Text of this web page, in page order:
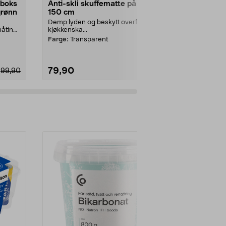
99,90
Anti-skli skuffematte på rull,
150 cm
Demp lyden og beskytt overflaten i
kjøkkenska...
Farge: Transparent
79,90